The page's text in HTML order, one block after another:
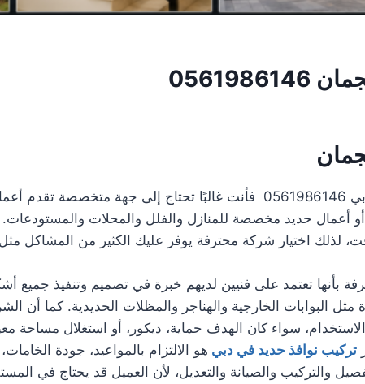
عند البحث عن تركيب نوافذ حديد في دبي 0561986146 فأنت غالبًا
أعمال حديد مخصصة للمنازل والفلل والمحلات
لذلك اختيار شركة محترفة يوفر عليك الكثير من
بأنها تعتمد على فنيين لديهم خبرة في تصميم وتنفيذ جميع
البوابات الخارجية والهناجر والمظلات الحديدية. كما أن
سواء كان الهدف حماية، ديكور، أو استغلال مساحة
تركيب نوافذ حديد في دبي هو الالتزام بالمواعيد، جودة
والتركيب والصيانة والتعديل، لأن العميل قد يحتاج في